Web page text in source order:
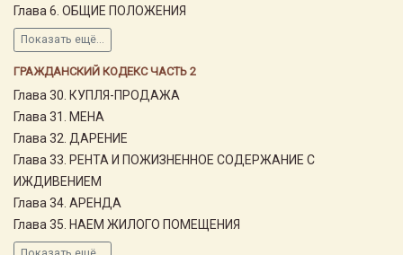
Глава 6. ОБЩИЕ ПОЛОЖЕНИЯ
Показать ещё...
ГРАЖДАНСКИЙ КОДЕКС ЧАСТЬ 2
Глава 30. КУПЛЯ-ПРОДАЖА
Глава 31. МЕНА
Глава 32. ДАРЕНИЕ
Глава 33. РЕНТА И ПОЖИЗНЕННОЕ СОДЕРЖАНИЕ С
ИЖДИВЕНИЕМ
Глава 34. АРЕНДА
Глава 35. НАЕМ ЖИЛОГО ПОМЕЩЕНИЯ